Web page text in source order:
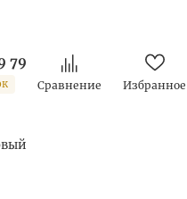
79
Сравнение Избранное